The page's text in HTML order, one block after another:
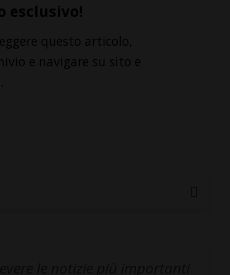
esclusivo!
questo articolo,
e navigare su sito e